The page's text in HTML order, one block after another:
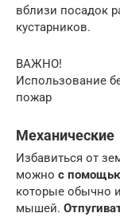
вблизи посадок
кустарников.
ВАЖНО!
Использование
пожар
Механические
Избавиться от
можно с
которые обычно
мышей.